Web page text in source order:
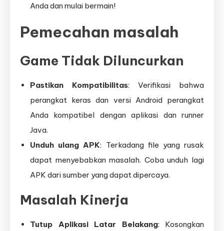
Anda dan mulai bermain!
Pemecahan masalah
Game Tidak Diluncurkan
Pastikan Kompatibilitas: Verifikasi bahwa
perangkat keras dan versi Android perangkat
Anda kompatibel dengan aplikasi dan runner
Java.
Unduh ulang APK: Terkadang file yang rusak
dapat menyebabkan masalah. Coba unduh lagi
APK dari sumber yang dapat dipercaya.
Masalah Kinerja
Tutup Aplikasi Latar Belakang: Kosongkan